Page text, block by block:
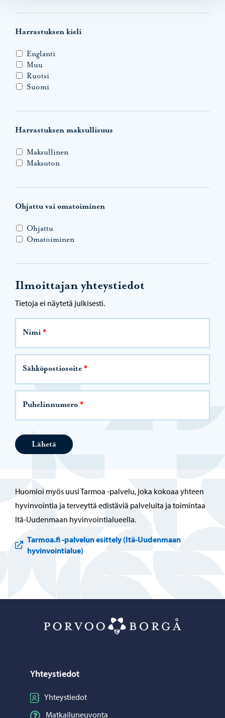
Harrastuksen kieli
Englanti
Muu
Ruotsi
Suomi
Harrastuksen maksullisuus
Maksullinen
Maksuton
Ohjattu vai omatoiminen
Ohjattu
Omatoiminen
Ilmoittajan yhteystiedot
Tietoja ei näytetä julkisesti.
Nimi *
Sähköpostiosoite *
Puhelinnumero *
Huomioi myös uusi Tarmoa -palvelu, joka kokoaa yhteen
hyvinvointia ja terveyttä edistäviä palveluita ja toimintaa
Itä-Uudenmaan hyvinvointialueella.
Tarmoa.fi -palvelun esittely (Itä-Uudenmaan
hyvinvointialue)
Yhteystiedot
Yhteystiedot
Matkailuneuvonta